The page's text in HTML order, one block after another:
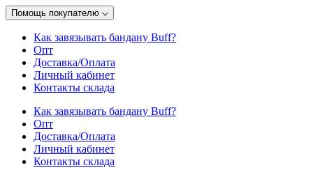
Помощь покупателю
Как завязывать бандану Buff?
Опт
Доставка/Оплата
Личный кабинет
Контакты склада
Как завязывать бандану Buff?
Опт
Доставка/Оплата
Личный кабинет
Контакты склада